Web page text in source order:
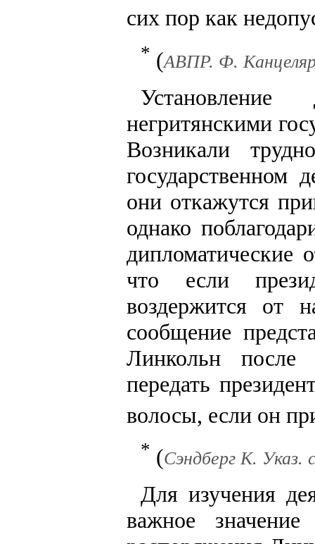
сих пор как
* (АВПР. Ф.
негритянскими
Возникали
государственном
они откажутся
однако
дипломатические
что если
воздержится от
сообщение
Линкольн после
передать
волосы, если он
* (Сэндберг К. Указ.
Для изучения
важное